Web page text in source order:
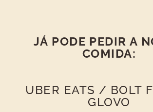
JÁ PODE PEDIR A
COMIDA:
UBER EATS / BOLT
GLOVO